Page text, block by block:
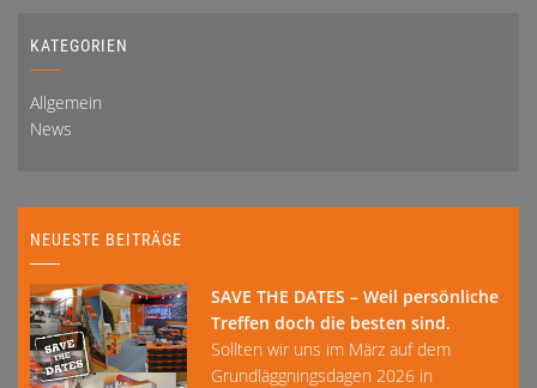
KATEGORIEN
Allgemein
News
NEUESTE BEITRÄGE
SAVE THE DATES – Weil persönliche
Treffen doch die besten sind.
Sollten wir uns im März auf dem
Grundläggningsdagen 2026 in